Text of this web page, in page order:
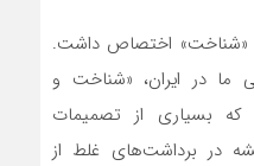
«شناخت» اختصاص داشت.
ما در ایران، «شناخت و
بسیاری از تصمیمات
در برداشت‌های غلط از